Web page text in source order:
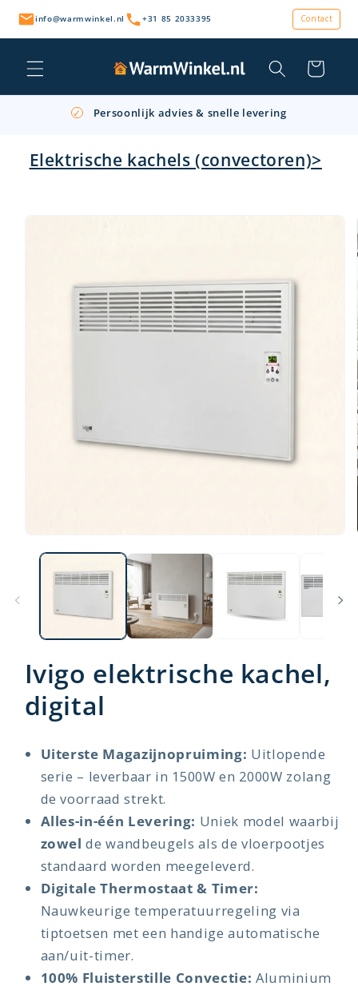
naar de
content
info@warmwinkel.nl +31 85 2033395 Contact
Winkelwagen
✓ Persoonlijk advies & snelle levering
Elektrische kachels (convectoren)>
direct naar
Ivigo elektrische kachel,
digital
Uiterste Magazijnopruiming: Uitlopende
serie – leverbaar in 1500W en 2000W zolang
de voorraad strekt.
Alles-in-één Levering: Uniek model waarbij
zowel de wandbeugels als de vloerpootjes
standaard worden meegeleverd.
Digitale Thermostaat & Timer:
Nauwkeurige temperatuurregeling via
tiptoetsen met een handige automatische
aan/uit-timer.
100% Fluisterstille Convectie: Aluminium